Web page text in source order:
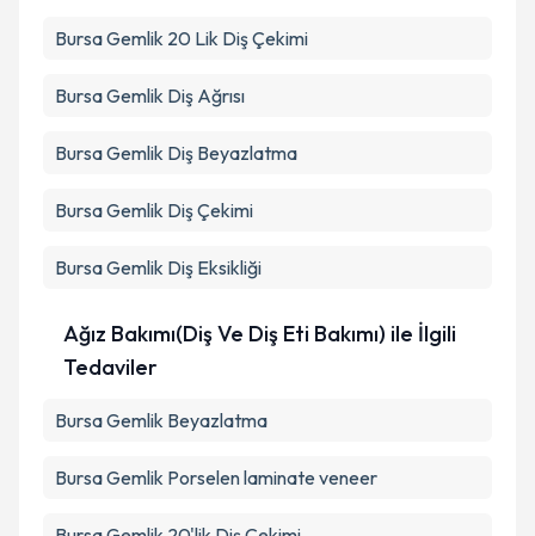
Bursa Gemlik 20 Lik Diş Çekimi
Bursa Gemlik Diş Ağrısı
Bursa Gemlik Diş Beyazlatma
Bursa Gemlik Diş Çekimi
Bursa Gemlik Diş Eksikliği
Ağız Bakımı(Diş Ve Diş Eti Bakımı) ile İlgili
Tedaviler
Bursa Gemlik Beyazlatma
Bursa Gemlik Porselen laminate veneer